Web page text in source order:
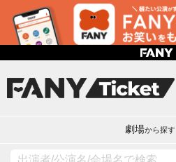
劇場から探す